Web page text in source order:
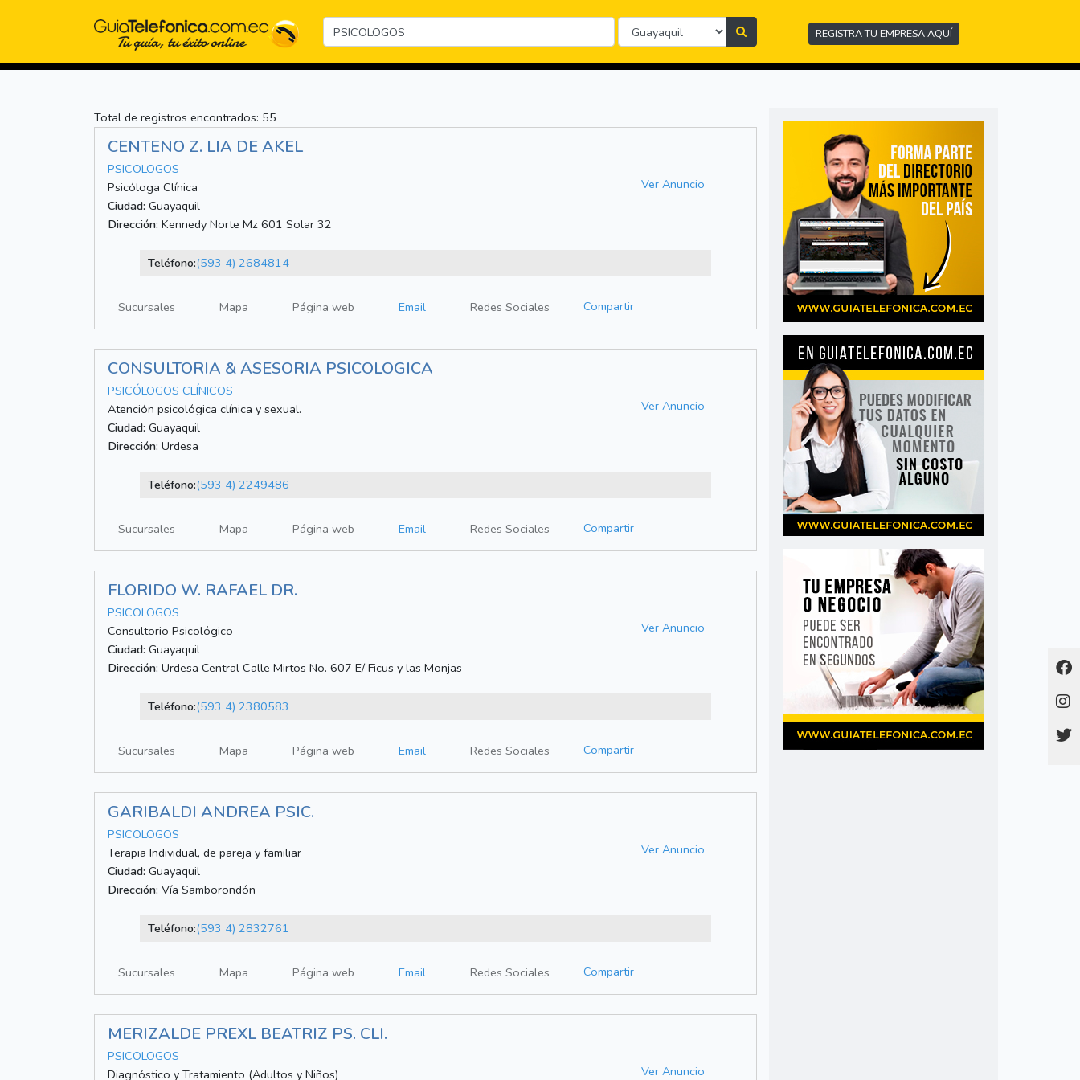
REGISTRA TU EMPRESA AQUÍ
Total de registros encontrados: 55
CENTENO Z. LIA DE AKEL
PSICOLOGOS
Psicóloga Clínica
Ciudad: Guayaquil
Dirección: Kennedy Norte Mz 601 Solar 32
Ver Anuncio
Teléfono:(593 4) 2684814
Sucursales Mapa Página web Email Redes Sociales Compartir
CONSULTORIA & ASESORIA PSICOLOGICA
PSICÓLOGOS CLÍNICOS
Atención psicológica clínica y sexual.
Ciudad: Guayaquil
Dirección: Urdesa
Ver Anuncio
Teléfono:(593 4) 2249486
Sucursales Mapa Página web Email Redes Sociales Compartir
FLORIDO W. RAFAEL DR.
PSICOLOGOS
Consultorio Psicológico
Ciudad: Guayaquil
Dirección: Urdesa Central Calle Mirtos No. 607 E/ Ficus y las Monjas
Ver Anuncio
Teléfono:(593 4) 2380583
Sucursales Mapa Página web Email Redes Sociales Compartir
GARIBALDI ANDREA PSIC.
PSICOLOGOS
Terapia Individual, de pareja y familiar
Ciudad: Guayaquil
Dirección: Vía Samborondón
Ver Anuncio
Teléfono:(593 4) 2832761
Sucursales Mapa Página web Email Redes Sociales Compartir
MERIZALDE PREXL BEATRIZ PS. CLI.
PSICOLOGOS
Diagnóstico y Tratamiento (Adultos y Niños)
Ver Anuncio